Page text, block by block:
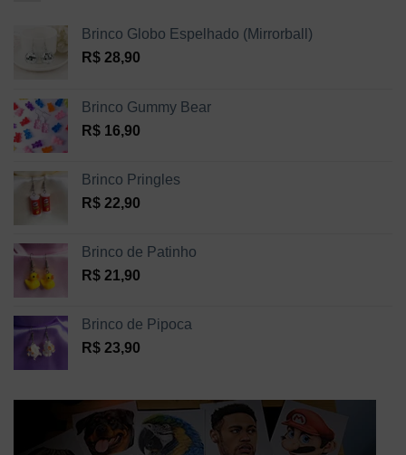
Brinco Globo Espelhado (Mirrorball)
R$ 28,90
Brinco Gummy Bear
R$ 16,90
Brinco Pringles
R$ 22,90
Brinco de Patinho
R$ 21,90
Brinco de Pipoca
R$ 23,90